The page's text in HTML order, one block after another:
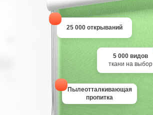
25 000 открываний
5 000 видов
ткани на выбор
Пылеотталкивающая
пропитка